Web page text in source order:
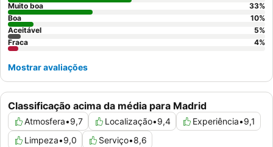
um quarto virado para o jardim.
Classificação acima da média para Madrid
Atmosfera•9,7 Localização•9,4 Experiência•9,1
Limpeza•9,0 Serviço•8,6
Muito boa
33%
Boa
10%
Aceitável
5%
Fraca
4%
Mostrar avaliações